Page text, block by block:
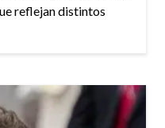
reflejan distintos